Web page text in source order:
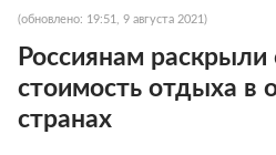
(обновлено: 19:51, 9 августа 2021)
Россиянам
стоимость отдыха в
странах